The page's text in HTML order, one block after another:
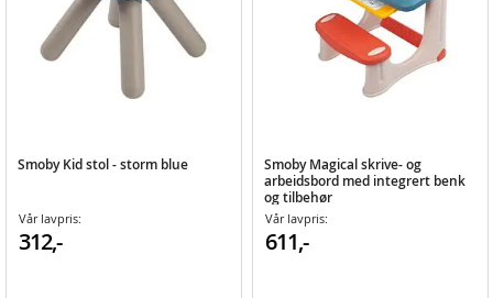
Smoby Kid stol - storm blue
Vår lavpris:
312,-
Smoby Magical skrive- og
arbeidsbord med integrert benk
og tilbehør
Vår lavpris:
611,-